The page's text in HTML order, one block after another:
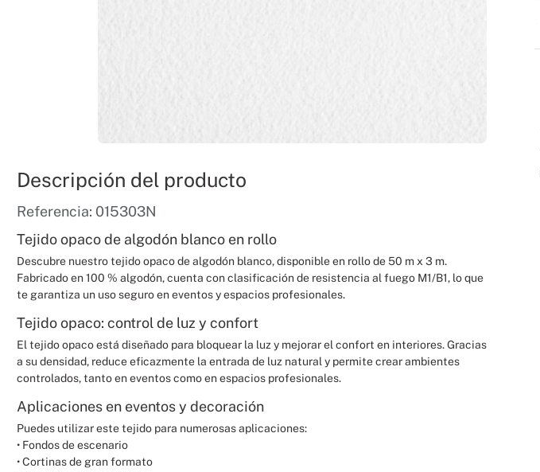
Descripción del producto
Referencia: 015303N
Tejido opaco de algodón blanco en rollo
Descubre nuestro tejido opaco de algodón blanco, disponible en rollo de 50 m x 3 m.
Fabricado en 100 % algodón, cuenta con clasificación de resistencia al fuego M1/B1, lo que
te garantiza un uso seguro en eventos y espacios profesionales.
Tejido opaco: control de luz y confort
El tejido opaco está diseñado para bloquear la luz y mejorar el confort en interiores. Gracias
a su densidad, reduce eficazmente la entrada de luz natural y permite crear ambientes
controlados, tanto en eventos como en espacios profesionales.
Aplicaciones en eventos y decoración
Puedes utilizar este tejido para numerosas aplicaciones:
• Fondos de escenario
• Cortinas de gran formato